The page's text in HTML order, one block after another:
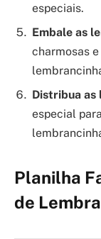
especiais.
Embale as
charmosas
Distribua as
especial
Planilha
de